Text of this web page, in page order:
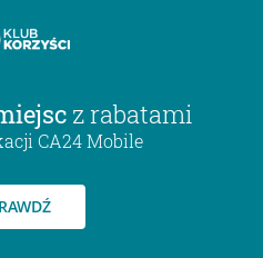
z rabatami
CA24 Mobile